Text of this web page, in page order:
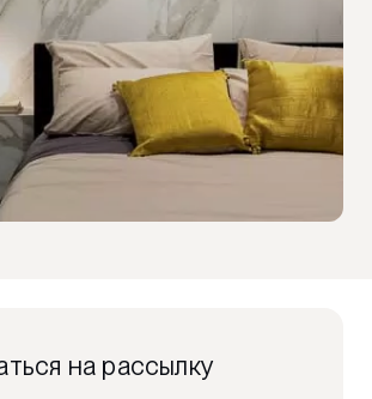
на рассылку